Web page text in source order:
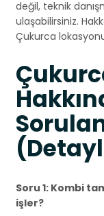
değil, teknik
ulaşabilirsiniz.
Çukurca
Soru 1: Kombi
işler?